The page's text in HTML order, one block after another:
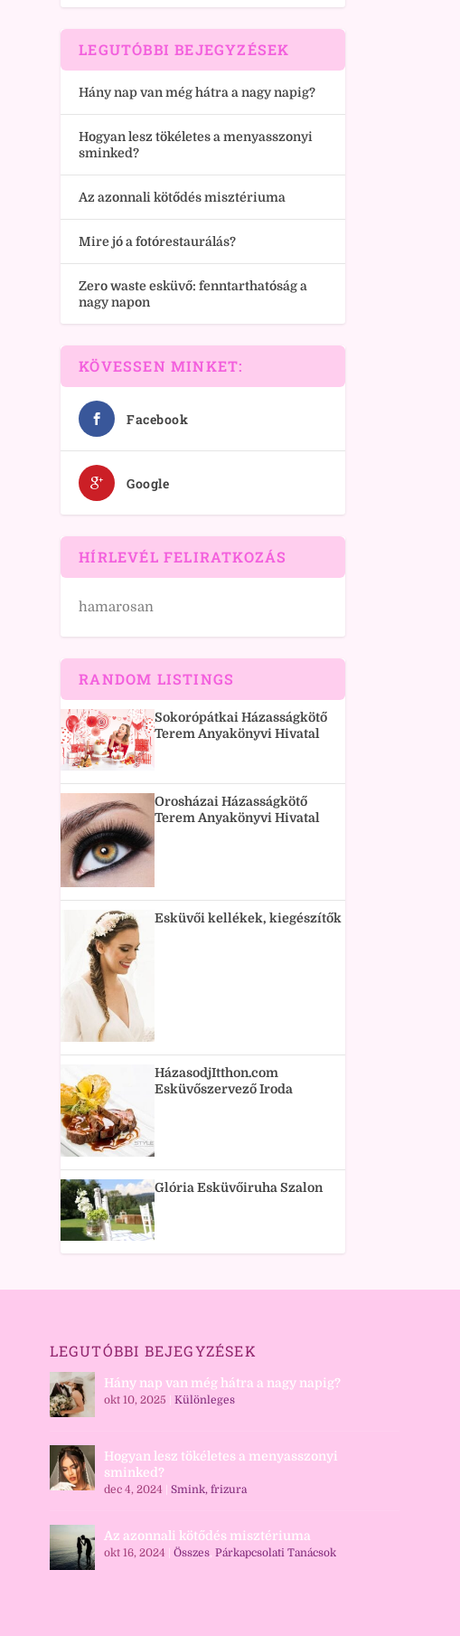
LEGUTÓBBI BEJEGYZÉSEK
Hány nap van még hátra a nagy napig?
Hogyan lesz tökéletes a menyasszonyi
sminked?
Az azonnali kötődés misztériuma
Mire jó a fotórestaurálás?
Zero waste esküvő: fenntarthatóság a
nagy napon
KÖVESSEN MINKET:
Facebook
Google
HÍRLEVÉL FELIRATKOZÁS
hamarosan
RANDOM LISTINGS
Sokorópátkai Házasságkötő
Terem Anyakönyvi Hivatal
Orosházai Házasságkötő
Terem Anyakönyvi Hivatal
Esküvői kellékek, kiegészítők
HázasodjItthon.com
Esküvőszervező Iroda
Glória Esküvőiruha Szalon
LEGUTÓBBI BEJEGYZÉSEK
Hány nap van még hátra a nagy napig?
okt 10, 2025 Különleges
Hogyan lesz tökéletes a menyasszonyi
sminked?
dec 4, 2024 Smink, frizura
Az azonnali kötődés misztériuma
okt 16, 2024 Összes, Párkapcsolati Tanácsok